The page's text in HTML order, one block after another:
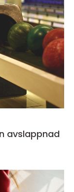
avslappnad